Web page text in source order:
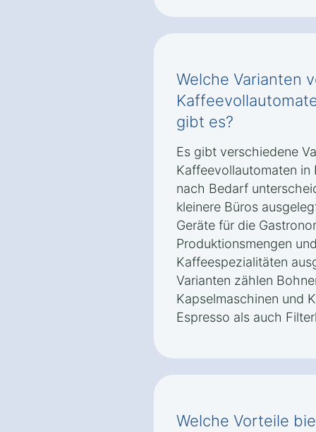
Welche Varianten
gibt es?
Es gibt verschiedene
Kaffeevollautomaten in
nach Bedarf
kleinere Büros
Geräte für die
Produktionsmengen
Kaffeespezialitäten
Varianten zählen
Kapselmaschinen und
Espresso als auch
Welche Vorteile